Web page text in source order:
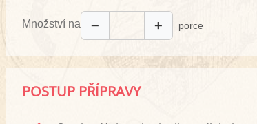
Množství na − + porce
POSTUP PŘÍPRAVY